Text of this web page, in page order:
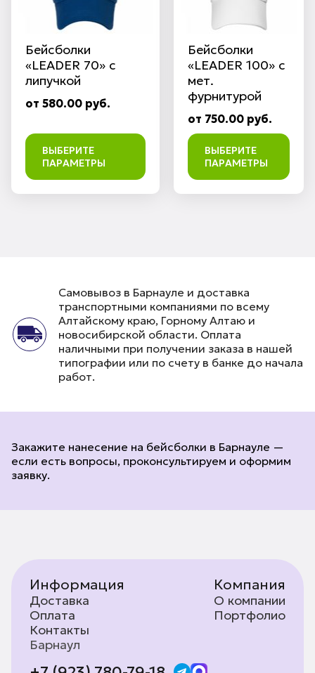
Бейсболки
«LEADER 70» с
липучкой
от 580.00 руб.
ВЫБЕРИТЕ
ПАРАМЕТРЫ
Бейсболки
«LEADER 100» с
мет.
фурнитурой
от 750.00 руб.
ВЫБЕРИТЕ
ПАРАМЕТРЫ
Самовывоз в Барнауле и доставка
транспортными компаниями по всему
Алтайскому краю, Горному Алтаю и
новосибирской области. Оплата
наличными при получении заказа в нашей
типографии или по счету в банке до начала
работ.
Закажите нанесение на бейсболки в Барнауле —
если есть вопросы, проконсультируем и оформим
заявку.
Информация
Доставка
Оплата
Контакты
Компания
О компании
Портфолио
Барнаул